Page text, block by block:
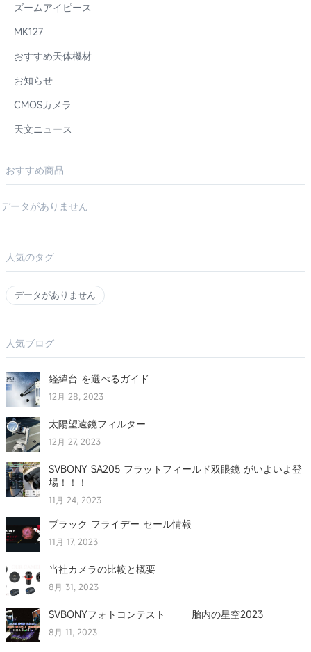
ズームアイピース
MK127
おすすめ天体機材
お知らせ
CMOSカメラ
天文ニュース
おすすめ商品
データがありません
人気のタグ
データがありません
人気ブログ
経緯台 を選べるガイド
12月 28, 2023
太陽望遠鏡フィルター
12月 27, 2023
SVBONY SA205 フラットフィールド双眼鏡 がいよいよ登
場！！！
11月 24, 2023
ブラック フライデー セール情報
11月 17, 2023
当社カメラの比較と概要
8月 31, 2023
SVBONYフォトコンテスト 胎内の星空2023
8月 11, 2023